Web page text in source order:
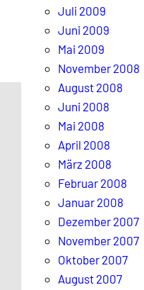
Juli 2009
Juni 2009
Mai 2009
November 2008
August 2008
Juni 2008
Mai 2008
April 2008
März 2008
Februar 2008
Januar 2008
Dezember 2007
November 2007
Oktober 2007
August 2007